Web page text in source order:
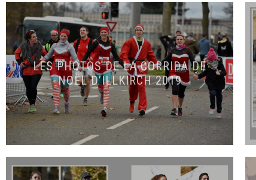
LES PHOTOS DE LA CORRIDA DE
NOËL D’ILLKIRCH 2019